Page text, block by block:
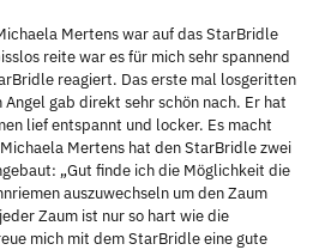
Mertens war auf das StarBridle
reite war es für mich sehr spannend
reagiert. Das erste mal losgeritten
gab direkt sehr schön nach. Er hat
lief entspannt und locker. Es macht
Mertens hat den StarBridle zwei
„Gut finde ich die Möglichkeit die
auszuwechseln um den Zaum
Zaum ist nur so hart wie die
mich mit dem StarBridle eine gute